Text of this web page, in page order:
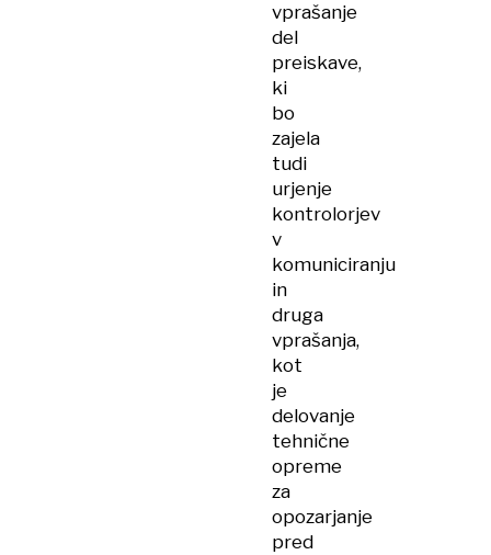
vprašanje
del
preiskave,
ki
bo
zajela
tudi
urjenje
kontrolorjev
v
komuniciranju
in
druga
vprašanja,
kot
je
delovanje
tehnične
opreme
za
opozarjanje
pred